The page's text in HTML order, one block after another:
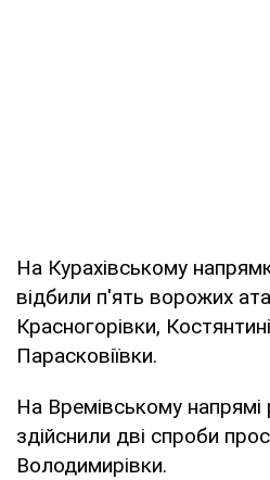
На Курахівському
відбили п'ять ворожих
Красногорівки,
Парасковіївки.
На Времівському напрямі
здійснили дві спроби
Володимирівки.